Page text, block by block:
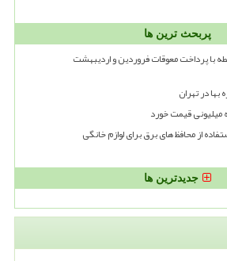
پربحث ترین ها
با پرداخت معوقات فروردین و اردیبهشت
از محافظ های برق برای لوازم خانگی
جدیدترین ها